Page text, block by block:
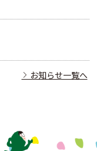
お知らせ一覧へ